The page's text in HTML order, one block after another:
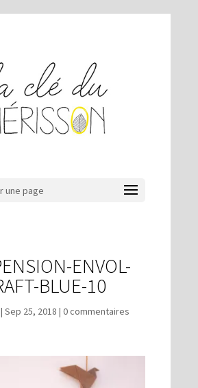
une page
ENVOL-
BLUE-10
| Sep 25, 2018 | 0 commentaires